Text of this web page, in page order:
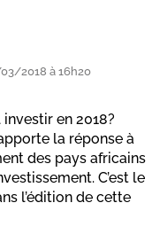
2018 à 16h20
en 2018?
la réponse à
des pays africains
C’est le
l’édition de cette